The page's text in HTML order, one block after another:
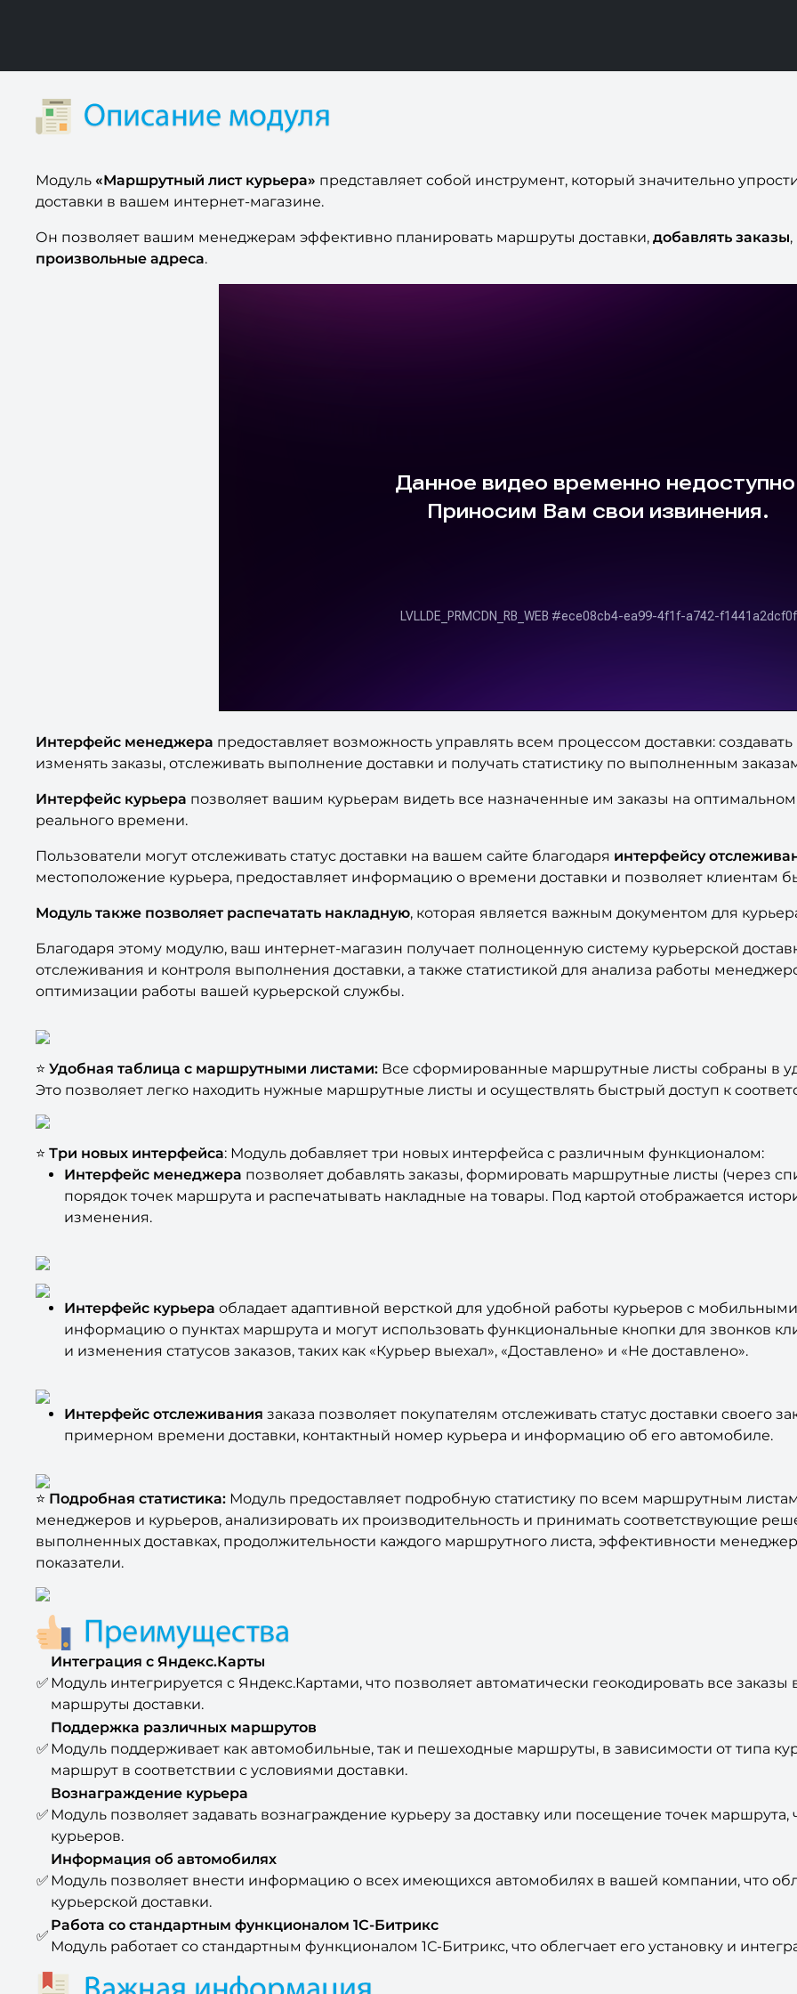
Модуль «Маршрутный лист курьера» представляет собой инструмент, который значительно
доставки в вашем интернет-магазине.
Он позволяет вашим менеджерам эффективно планировать маршруты доставки, добавлять заказы
произвольные адреса.
Интерфейс менеджера предоставляет возможность управлять всем процессом доставки:
изменять заказы, отслеживать выполнение доставки и получать статистику по выполненным
Интерфейс курьера позволяет вашим курьерам видеть все назначенные им заказы на
реального времени.
Пользователи могут отслеживать статус доставки на вашем сайте благодаря интерфейсу
местоположение курьера, предоставляет информацию о времени доставки и позволяет клиентам
Модуль также позволяет распечатать накладную, которая является важным документом для
Благодаря этому модулю, ваш интернет-магазин получает полноценную систему курьерской
отслеживания и контроля выполнения доставки, а также статистикой для анализа работы
оптимизации работы вашей курьерской службы.
⭐ Удобная таблица с маршрутными листами: Все сформированные маршрутные листы собраны в
Это позволяет легко находить нужные маршрутные листы и осуществлять быстрый доступ к
⭐ Три новых интерфейса: Модуль добавляет три новых интерфейса с различным функционалом:
Интерфейс менеджера позволяет добавлять заказы, формировать маршрутные листы (через
порядок точек маршрута и распечатывать накладные на товары. Под картой отображается
изменения.
Интерфейс курьера обладает адаптивной версткой для удобной работы курьеров с
информацию о пунктах маршрута и могут использовать функциональные кнопки для звонков
и изменения статусов заказов, таких как «Курьер выехал», «Доставлено» и «Не доставлено».
Интерфейс отслеживания заказа позволяет покупателям отслеживать статус доставки своего
примерном времени доставки, контактный номер курьера и информацию об его автомобиле.
⭐ Подробная статистика: Модуль предоставляет подробную статистику по всем маршрутным
менеджеров и курьеров, анализировать их производительность и принимать соответствующие
выполненных доставках, продолжительности каждого маршрутного листа, эффективности
показатели.
✅
Интеграция с Яндекс.Карты
Модуль интегрируется с Яндекс.Картами, что позволяет автоматически геокодировать все
маршруты доставки.
✅
Поддержка различных маршрутов
Модуль поддерживает как автомобильные, так и пешеходные маршруты, в зависимости от типа
маршрут в соответствии с условиями доставки.
✅
Вознаграждение курьера
Модуль позволяет задавать вознаграждение курьеру за доставку или посещение точек
курьеров.
✅
Информация об автомобилях
Модуль позволяет внести информацию о всех имеющихся автомобилях в вашей компании, что
курьерской доставки.
✅
Работа со стандартным функционалом 1С-Битрикс
Модуль работает со стандартным функционалом 1С-Битрикс, что облегчает его установку и